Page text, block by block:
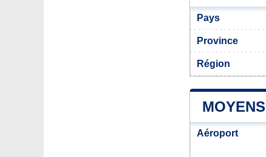
Pays
Province
Région
Aéroport